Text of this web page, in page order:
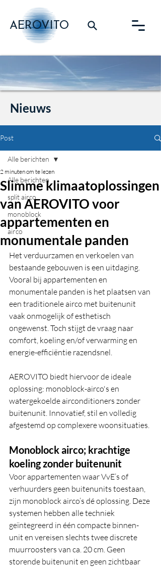
AEROVITO
Nieuws
Post
Alle berichten
split airco
monoblock
airco
Alle berichten
Slimme klimaatoplossingen
van AEROVITO voor
appartementen en
monumentale panden
2 minuten om te lezen
Het verduurzamen en verkoelen van
bestaande gebouwen is een uitdaging.
Vooral bij appartementen en
monumentale panden is het plaatsen van
een traditionele airco met buitenunit
vaak onmogelijk of esthetisch
ongewenst. Toch stijgt de vraag naar
comfort, koeling en/of verwarming en
energie-efficiëntie razendsnel.
AEROVITO biedt hiervoor de ideale
oplossing: monoblock-airco's en
watergekoelde airconditioners zonder
buitenunit. Innovatief, stil en volledig
afgestemd op complexere woonsituaties.
Monoblock airco; krachtige
koeling zonder buitenunit
Voor appartementen waar VvE’s of
verhuurders geen buitenunits toestaan,
zijn monoblock airco’s dé oplossing. Deze
systemen hebben alle techniek
geïntegreerd in één compacte binnen-
unit en vereisen slechts twee discrete
muurroosters van ca. 20 cm. Geen
storende buitenunit en geen zichtbaar